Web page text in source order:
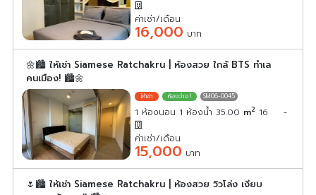
ค่าเช่า/เดือน
16,000 บาท
🌼🏙️ ให้เช่า Siamese Ratchakru | ห้องสวย ใกล้ BTS ทำเล
คนเมือง! 🏙️🌼
SM06-0045
1 ห้องนอน 1 ห้องน้ำ 35.00 m2 16 -
ค่าเช่า/เดือน
15,000 บาท
🌷🏙️ ให้เช่า Siamese Ratchakru | ห้องสวย วิวโล่ง เงียบ